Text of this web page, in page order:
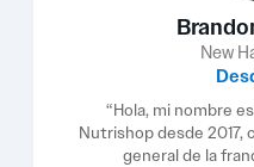
New
“Hola, mi nombre
Nutrishop desde
general de la